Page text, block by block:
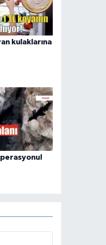
kulaklarına